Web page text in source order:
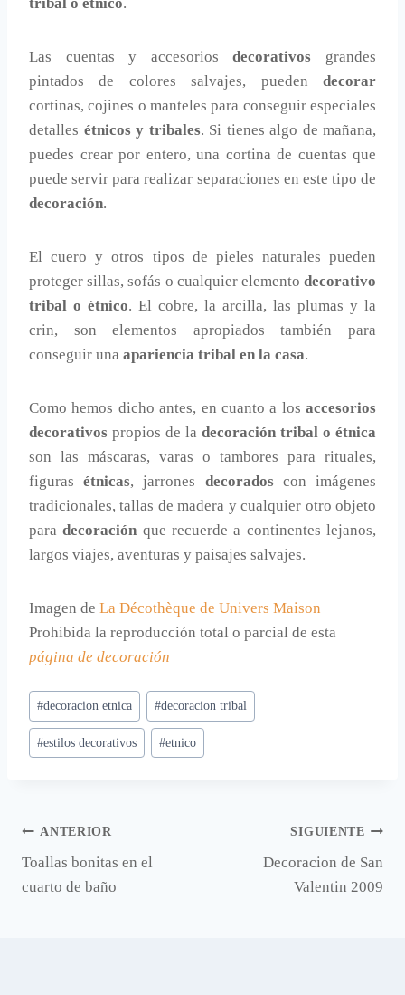
Las cuentas y accesoriosdecorativos grandes
pintados de colores salvajes, pueden decorar
cortinas, cojines o manteles para conseguir especiales
detalles étnicos y tribales. Si tienes algo de mañana,
puedes crear por entero, una cortina de cuentas que
puede servir para realizar separaciones en este tipo de
decoración.
El cuero y otros tipos de pieles naturales pueden
proteger sillas, sofás o cualquier elemento decorativo
tribal o étnico. El cobre, la arcilla, las plumas y la
crin, son elementos apropiados también para
conseguir una apariencia tribal en la casa.
Como hemos dicho antes, en cuanto a los accesorios
decorativos propios de la decoración tribal o étnica
son las máscaras, varas o tambores para rituales,
figurasétnicas, jarrones decoradoscon imágenes
tradicionales, tallas de madera y cualquier otro objeto
paradecoración que recuerde a continentes lejanos,
largos viajes, aventuras y paisajes salvajes.
Imagen de La Décothèque de Univers Maison
Prohibida la reproducción total o parcial de esta
página de decoración
Etiquetas
de
la
#decoracion etnica #decoracion tribal
#estilos decorativos #etnico
Navegación
de
ANTERIOR
Toallas bonitas en el
cuarto de baño
SIGUIENTE
Decoracion de San
Valentin 2009